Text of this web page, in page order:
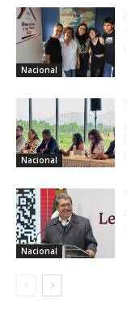
Nacional
Nacional
Nacional